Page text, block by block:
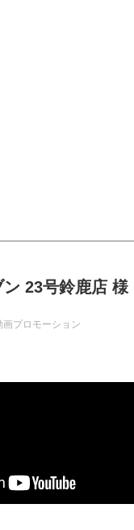
ン 23号鈴鹿店 様
画プロモーション